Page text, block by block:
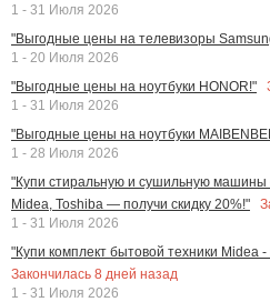
1 - 31 Июля 2026
"Выгодные цены на телевизоры
1 - 20 Июля 2026
"Выгодные цены на ноутбуки HONOR!"
1 - 31 Июля 2026
"Выгодные цены на ноутбуки
1 - 28 Июля 2026
"Купи стиральную и сушильную
Midea, Toshiba — получи скидку 20%!"
1 - 31 Июля 2026
"Купи комплект бытовой техники Midea -
Закончилась 8 дней назад
1 - 31 Июля 2026